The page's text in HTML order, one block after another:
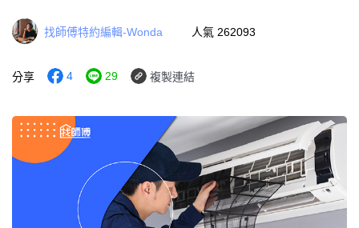
找師傅特約編輯-Wonda 人氣 262093
分享 4 29 複製連結